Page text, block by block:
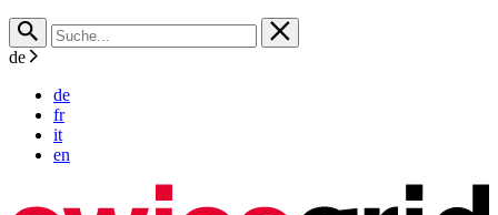
de
de
fr
it
en